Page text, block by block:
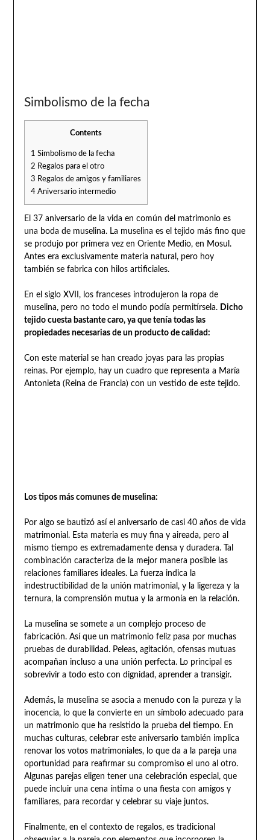
Simbolismo de la fecha
Contents
1 Simbolismo de la fecha
2 Regalos para el otro
3 Regalos de amigos y familiares
4Aniversario intermedio
El 37 aniversario de la vida en común del matrimonio es
una boda de muselina. La muselina es el tejido más fino que
se produjo por primera vez en Oriente Medio, en Mosul.
Antes era exclusivamente materia natural, pero hoy
también se fabrica con hilos artificiales.
En el siglo XVII, los franceses introdujeron la ropa de
muselina, pero no todo el mundo podía permitírsela. Dicho
tejido cuesta bastante caro, ya que tenía todas las
propiedades necesarias de un producto de calidad:
Con este material se han creado joyas para las propias
reinas. Por ejemplo, hay un cuadro que representa a María
Antonieta (Reina de Francia) con un vestido de este tejido.
Los tipos más comunes de muselina:
Por algo se bautizó así el aniversario de casi 40 años de vida
matrimonial. Esta materia es muy fina y aireada, pero al
mismo tiempo es extremadamente densa y duradera. Tal
combinación caracteriza de la mejor manera posible las
relaciones familiares ideales. La fuerza indica la
indestructibilidad de la unión matrimonial, y la ligereza y la
ternura, la comprensión mutua y la armonía en la relación.
La muselina se somete a un complejo proceso de
fabricación. Así que un matrimonio feliz pasa por muchas
pruebas de durabilidad. Peleas, agitación, ofensas mutuas
acompañan incluso a una unión perfecta. Lo principal es
sobrevivir a todo esto con dignidad, aprender a transigir.
Además, la muselina se asocia a menudo con la pureza y la
inocencia, lo que la convierte en un símbolo adecuado para
un matrimonio que ha resistido la prueba del tiempo. En
muchas culturas, celebrar este aniversario también implica
renovar los votos matrimoniales, lo que da a la pareja una
oportunidad para reafirmar su compromiso el uno al otro.
Algunas parejas eligen tener una celebración especial, que
puede incluir una cena íntima o una fiesta con amigos y
familiares, para recordar y celebrar su viaje juntos.
Finalmente, en el contexto de regalos, es tradicional